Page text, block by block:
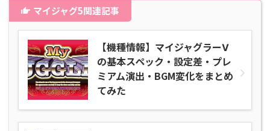
マイジャグ5関連記事
【機種情報】マイジャグラーⅤ
の基本スペック・設定差・プレ
ミアム演出・BGM変化をまとめ
てみた